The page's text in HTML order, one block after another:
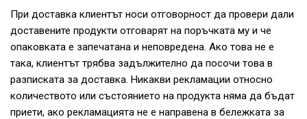
При доставка клиентът носи отговорност да провери дали
доставените продукти отговарят на поръчката му и че
опаковката е запечатана и неповредена. Ако това не е
така, клиентът трябва задължително да посочи това в
разписката за доставка. Никакви рекламации относно
количеството или състоянието на продукта няма да бъдат
приети, ако рекламацията не е направена в бележката за